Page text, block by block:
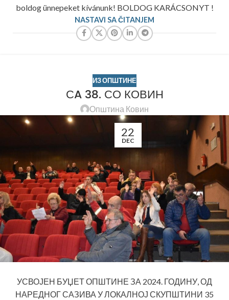
boldog ünnepeket kívánunk! BOLDOG KARÁCSONYT !
NASTAVI SA ČITANJEM
ИЗ ОПШТИНЕ
СA 38. СО КОВИН
Општина Ковин
22
DEC
УСВОЈЕН БУЏЕТ ОПШТИНЕ ЗА 2024. ГОДИНУ, ОД
НАРЕДНОГ САЗИВА У ЛОКАЛНОЈ СКУПШТИНИ 35